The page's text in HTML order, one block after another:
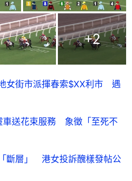
+2
女街市派揮春索$XX利市 遇
車送花束服務 象徵「至死不
斷層」 港女投訴醜樣發帖公